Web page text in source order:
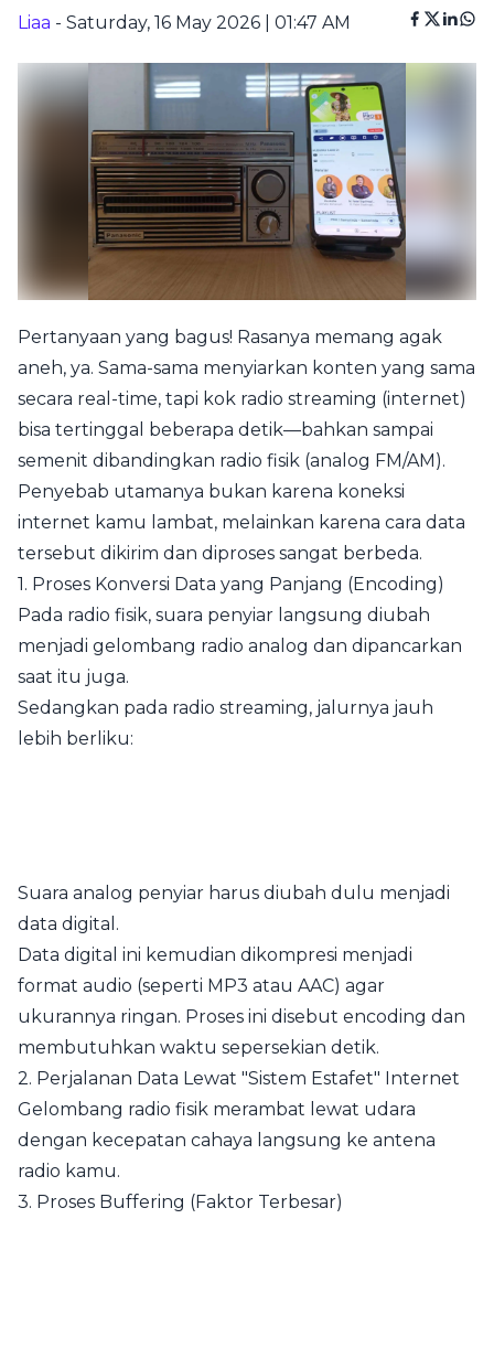
Liaa - Saturday, 16 May 2026 | 01:47 AM
Pertanyaan yang bagus! Rasanya memang agak
aneh, ya. Sama-sama menyiarkan konten yang sama
secara real-time, tapi kok radio streaming (internet)
bisa tertinggal beberapa detik—bahkan sampai
semenit dibandingkan radio fisik (analog FM/AM).
Penyebab utamanya bukan karena koneksi
internet kamu lambat, melainkan karena cara data
tersebut dikirim dan diproses sangat berbeda.
1. Proses Konversi Data yang Panjang (Encoding)
Pada radio fisik, suara penyiar langsung diubah
menjadi gelombang radio analog dan dipancarkan
saat itu juga.
Sedangkan pada radio streaming, jalurnya jauh
lebih berliku:
Suara analog penyiar harus diubah dulu menjadi
data digital.
Data digital ini kemudian dikompresi menjadi
format audio (seperti MP3 atau AAC) agar
ukurannya ringan. Proses ini disebut encoding dan
membutuhkan waktu sepersekian detik.
2. Perjalanan Data Lewat "Sistem Estafet" Internet
Gelombang radio fisik merambat lewat udara
dengan kecepatan cahaya langsung ke antena
radio kamu.
3. Proses Buffering (Faktor Terbesar)